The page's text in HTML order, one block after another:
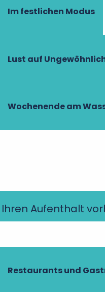
Im festlichen Modus
Lust auf
Wochenende am
Ihren Aufenthalt
Restaurants und
an!
Tipps und
Mailbox.
virtuellen
zu helfen.